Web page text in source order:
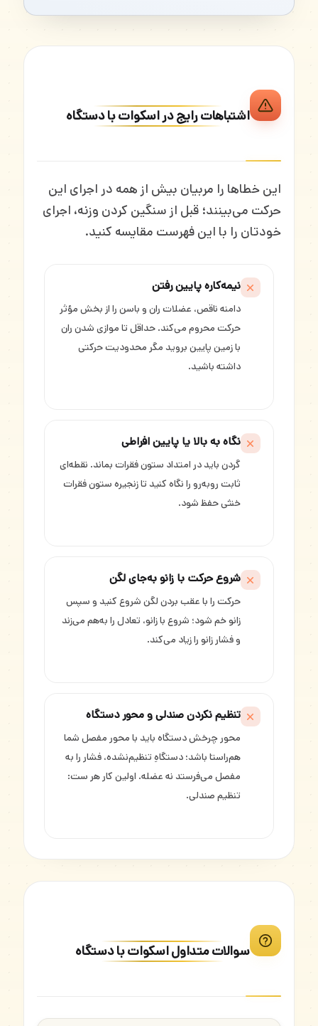
اشتباهات رایج در اسکوات با دستگاه
این خطاها را مربیان بیش از همه در اجرای این
حرکت می‌بینند؛ قبل از سنگین کردن وزنه، اجرای
خودتان را با این فهرست مقایسه کنید.
نیمه‌کاره پایین رفتن
دامنه ناقص، عضلات ران و باسن را از بخش مؤثر
حرکت محروم می‌کند. حداقل تا موازی شدن ران
با زمین پایین بروید مگر محدودیت حرکتی
داشته باشید.
نگاه به بالا یا پایین افراطی
گردن باید در امتداد ستون فقرات بماند. نقطه‌ای
ثابت روبه‌رو را نگاه کنید تا زنجیره ستون فقرات
خنثی حفظ شود.
شروع حرکت با زانو به‌جای لگن
حرکت را با عقب بردن لگن شروع کنید و سپس
زانو خم شود؛ شروع با زانو، تعادل را به‌هم می‌زند
و فشار زانو را زیاد می‌کند.
تنظیم نکردن صندلی و محور دستگاه
محور چرخش دستگاه باید با محور مفصل شما
هم‌راستا باشد؛ دستگاهِ تنظیم‌نشده، فشار را به
مفصل می‌فرستد نه عضله. اولین کار هر ست:
تنظیم صندلی.
سوالات متداول اسکوات با دستگاه